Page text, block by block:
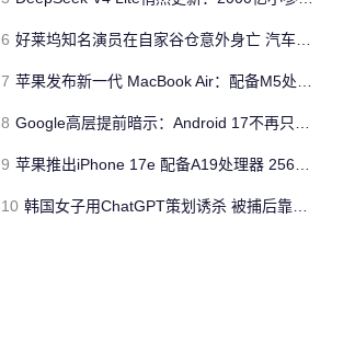
6 好莱坞知名演员在自家谷仓意外身亡 汽车搭电时突然自燃
7 苹果发布新一代 MacBook Air：配备M5处理器 性能、存储与 AI 全面升级 ​
8 Google高层提前暗示：Android 17不再只是操作系统
9 苹果推出iPhone 17e 配备A19处理器 256GB容量起步 刘海屏依旧
10 韩国女子用ChatGPT策划诱杀 被捕后靠清纯颜值粉丝暴涨50倍